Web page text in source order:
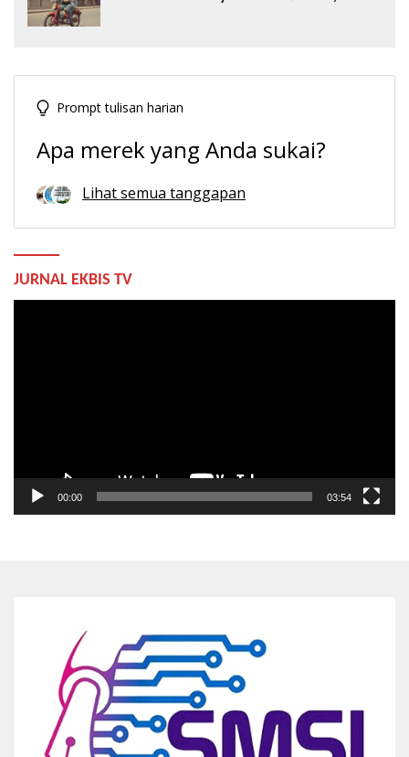
Prompt tulisan harian
Apa merek yang Anda sukai?
Lihat semua tanggapan
JURNAL EKBIS TV
00:00 03:54